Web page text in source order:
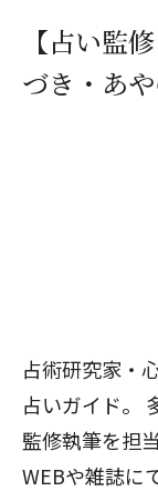
【占い監
づき・あや
占術研究家・
占いガイド。
監修執筆を担
WEBや雑誌に